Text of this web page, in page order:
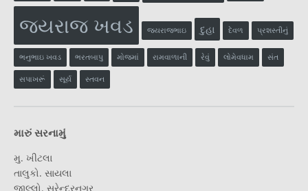
જયરાજ ખવડ જયરાજભાઇ દુહા દેવળ પ્રશસ્તીનું
ભનુભાઇ ખવડ ભરતબાપુ મોજમાં રામવાળાની રેવું લોમેવધામ સંત
સપાખરૂં સૂર્ય સ્તવન
મારું સરનામું
મુ. ખીટલા
તાલુકો. સાયલા
જીલ્લો. સુરેન્દ્રનગર